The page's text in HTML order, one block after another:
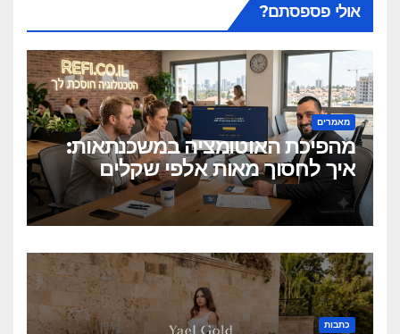
אולי פספסתם?
מאמרים
מהפיכת האוטומציה במשכנתאות:
איך לחסוך מאות אלפי שקלים
בלחיצת כפתור?
כתבות